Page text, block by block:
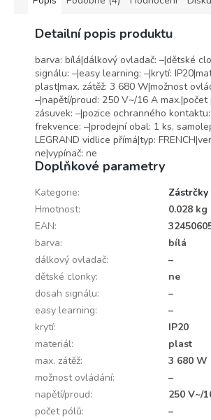
Detailní popis produktu
barva: bílá|dálkový ovladač: –|dětské
signálu: –|easy learning: –|krytí:
plast|max. zátěž: 3 680 W|možnost
–|napětí/proud: 250 V~/16 A max.|počet
zásuvek: –|pozice ochranného
frekvence: –|prodejní obal: 1 ks,
LEGRAND vidlice přímá|typ:
ne|vypínač: ne
Doplňkové parametry
Kategorie:
Zástrčky
Hmotnost:
0.028 kg
EAN:
barva:
bílá
dálkový ovladač:
–
dětské clonky:
ne
dosah signálu:
–
easy learning:
–
krytí:
IP20
materiál:
plast
max. zátěž:
3 680 W
možnost ovládání:
–
napětí/proud:
250 V~/
počet pólů:
–